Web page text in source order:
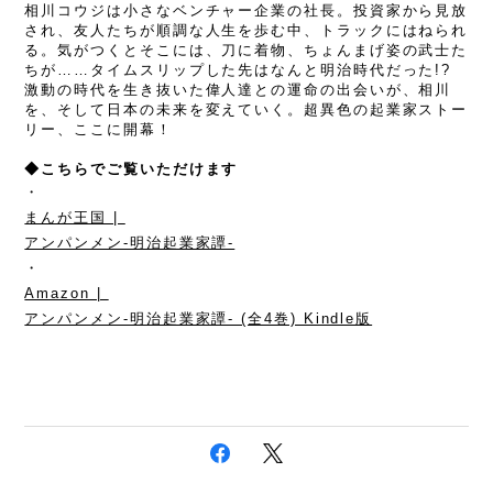
相川コウジは小さなベンチャー企業の社長。投資家から見放
され、友人たちが順調な人生を歩む中、トラックにはねられ
る。気がつくとそこには、刀に着物、ちょんまげ姿の武士た
ちが……タイムスリップした先はなんと明治時代だった!?
激動の時代を生き抜いた偉人達との運命の出会いが、相川
を、そして日本の未来を変えていく。超異色の起業家ストー
リー、ここに開幕！
◆こちらでご覧いただけます
・
まんが王国 |
アンパンメン-明治起業家譚-
・
Amazon |
アンパンメン-明治起業家譚- (全4巻) Kindle版